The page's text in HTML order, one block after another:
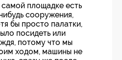
площадке есть
сооружения,
бы просто палатки,
посидеть или
потому что мы
ходом, машины не